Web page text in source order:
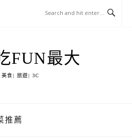
FUN最大
美食| 旅遊| 3C
推薦